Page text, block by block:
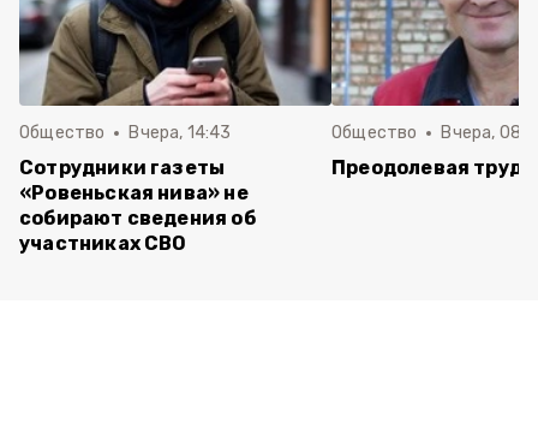
Общество Вчера, 14:43
Сотрудники газеты
«Ровеньская нива» не
собирают сведения об
участниках СВО
Общество Вчера,
Преодолевая